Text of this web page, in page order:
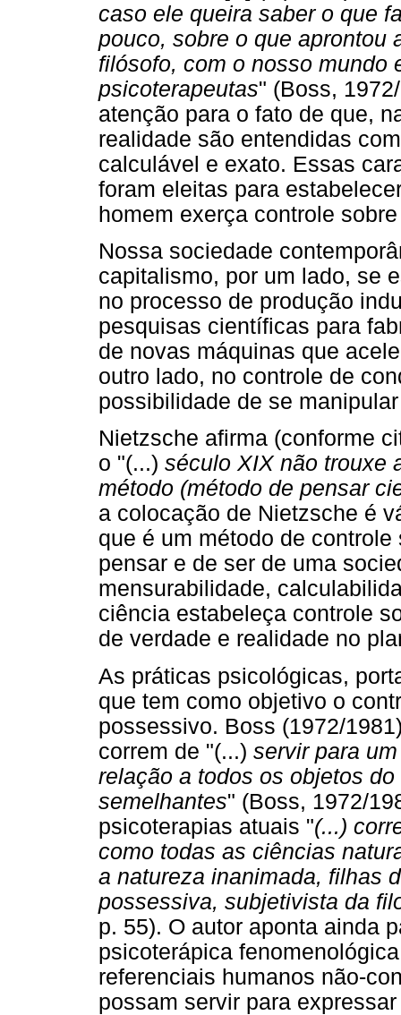
caso ele queira saber o que
pouco, sobre o que aprontou
filósofo, com o nosso mundo
psicoterapeutas" (Boss,
atenção para o fato de que,
realidade são entendidas
calculável e exato. Essas
foram eleitas para
homem exerça controle
Nossa sociedade
capitalismo, por um lado, se
no processo de produção
pesquisas científicas para
de novas máquinas que
outro lado, no controle de
possibilidade de se
Nietzsche afirma (conforme
o "(...) século XIX não trouxe
método (método de pensar
a colocação de Nietzsche é
que é um método de
pensar e de ser de uma
mensurabilidade,
ciência estabeleça controle
de verdade e realidade no
As práticas psicológicas,
que tem como objetivo o
possessivo. Boss (1972/
correm de "(...) servir para
relação a todos os objetos
semelhantes" (Boss, 1972/
psicoterapias atuais "(...)
como todas as ciências
a natureza inanimada, filhas
possessiva, subjetivista da
p. 55). O autor aponta ainda
psicoterápica
referenciais humanos não-
possam servir para